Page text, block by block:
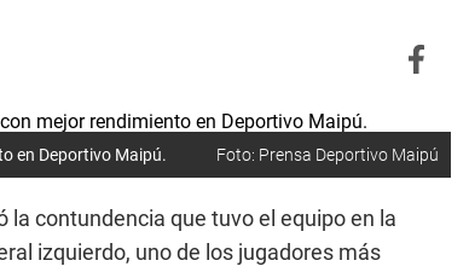
en Deportivo Maipú. Foto: Prensa Deportivo Maipú
la contundencia que tuvo el equipo en la
izquierdo, uno de los jugadores más